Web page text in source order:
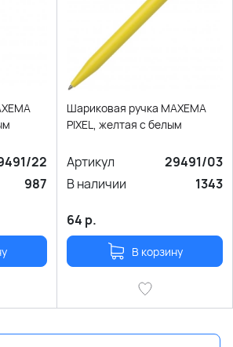
22
987
Шариковая ручка MAXEMA
PIXEL, желтая с белым
Артикул
29491/03
В наличии
1343
64 р.
В корзину